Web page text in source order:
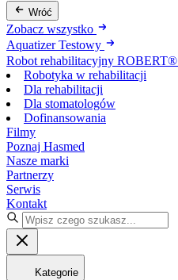
Wróć
Zobacz wszystko
Aquatizer Testowy
Robot rehabilitacyjny ROBERT®
Robotyka w rehabilitacji
Dla rehabilitacji
Dla stomatologów
Dofinansowania
Filmy
Poznaj Hasmed
Nasze marki
Partnerzy
Serwis
Kontakt
Kategorie